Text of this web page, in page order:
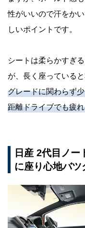
性がいいので汗をか
しいポイントです。
シートは柔らかすぎ
が、長く座っている
グレードに関わらず
距離ドライブでも疲
日産 2代目ノー
に座り心地バツ